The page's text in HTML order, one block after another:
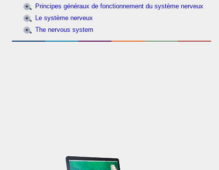
Principes généraux de fonctionnement du système nerveux
Le système nerveux
The nervous system